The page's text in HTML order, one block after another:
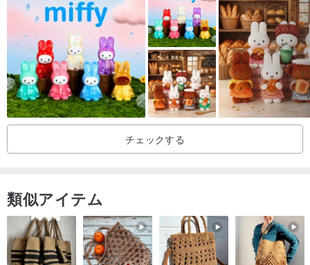
注意してください：
★お絵かき後、お客様にアートワークをお届けします。
★基本営業日3〜5日、ご注文により、特別なプレゼント時間がある
場合は、事前にプライベートメッセージにてご相談ください
★各注文は新品で、価格は単一料金で、ファイルは予約または提供
されません。
〜パッケージ〜牛革ボックス
〜サイズ〜
長方形：90 X 60 X 9 mm（ベルトなしの寸法）
チェックする
類似アイテム